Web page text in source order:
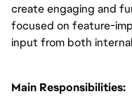
create engaging and
focused on feature-
input from both
Main Responsibilities: